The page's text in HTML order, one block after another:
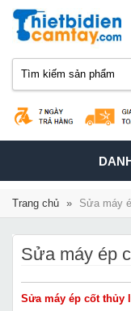
Trang chủ » Sửa máy
Sửa máy ép
Sửa máy ép cốt thủy